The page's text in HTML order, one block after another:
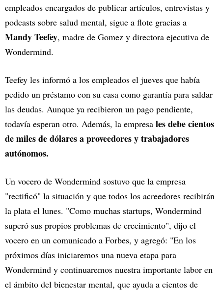
empleados encargados de publicar artículos, entrevistas y
podcasts sobre salud mental, sigue a flote gracias a
Mandy Teefey, madre de Gomez y directora ejecutiva de
Wondermind.
Teefey les informó a los empleados el jueves que había
pedido un préstamo con su casa como garantía para saldar
las deudas. Aunque ya recibieron un pago pendiente,
todavía esperan otro. Además, la empresa les debe cientos
de miles de dólares a proveedores y trabajadores
autónomos.
Un vocero de Wondermind sostuvo que la empresa
"rectificó" la situación y que todos los acreedores recibirán
la plata el lunes. "Como muchas startups, Wondermind
superó sus propios problemas de crecimiento", dijo el
vocero en un comunicado a Forbes, y agregó: "En los
próximos días iniciaremos una nueva etapa para
Wondermind y continuaremos nuestra importante labor en
el ámbito del bienestar mental, que ayuda a cientos de